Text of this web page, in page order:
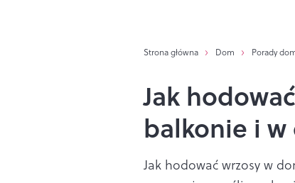
Strona główna Dom Porady
Jak
balkonie i
Jak hodować wrzosy w